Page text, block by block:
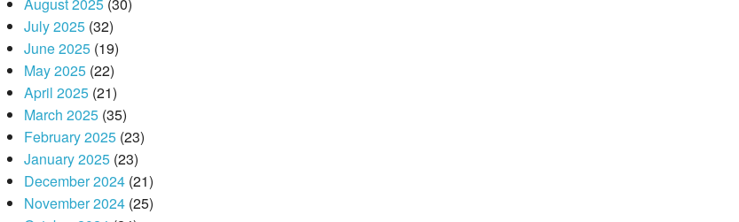
August 2025(30)
July 2025(32)
June 2025(19)
May 2025(22)
April 2025(21)
March 2025(35)
February 2025(23)
January 2025(23)
December 2024(21)
November 2024(25)